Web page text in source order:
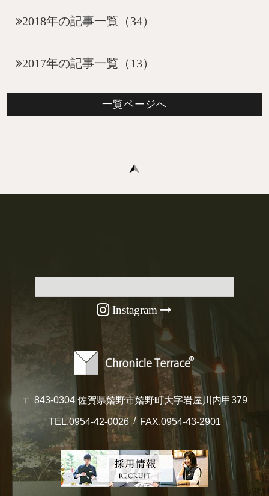
2018年の記事一覧（34）
2017年の記事一覧（13）
一覧ページへ
Instagram
〒 843-0304 佐賀県嬉野市嬉野町大字岩屋川内甲379
TEL.0954-42-0026 FAX.0954-43-2901